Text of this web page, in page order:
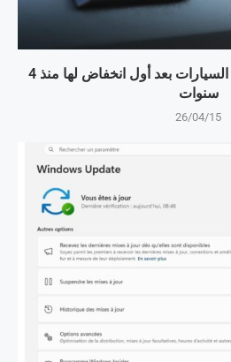
شركة BYD تحذر صناعة السيارات بعد أول انخفاض لها منذ 4
سنوات
26/04/15